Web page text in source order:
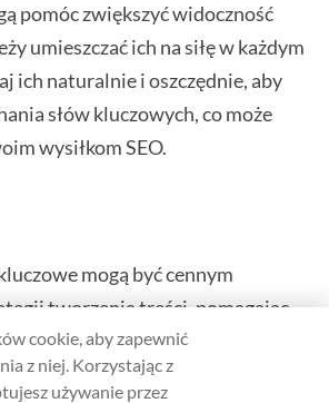
pomóc zwiększyć widoczność
umieszczać ich na siłę w każdym
ich naturalnie i oszczędnie, aby
słów kluczowych, co może
wysiłkom SEO.
mogą być cennym
tworzenia treści, pomagając
ruch i potencjalnych klientów w
roku.
cookie, aby zapewnić
z niej. Korzystając z
używanie przez